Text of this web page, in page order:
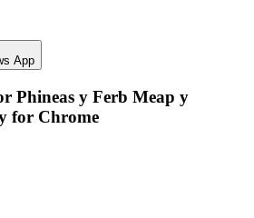
App
Phineas y Ferb Meap y
for Chrome